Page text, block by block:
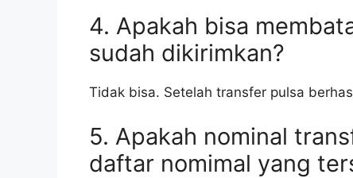
4. Apakah bisa
sudah dikirimkan?
Tidak bisa. Setelah transfer pulsa
5. Apakah nominal
daftar nomimal yang